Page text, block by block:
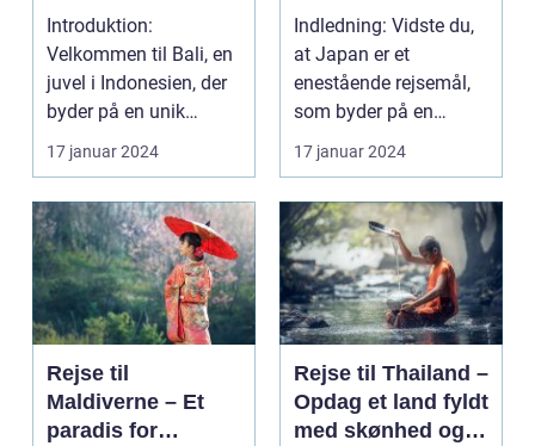
eventyr
Introduktion:
Velkommen til Bali, en
juvel i Indonesien, der
byder på en unik
rejseoplevelse fyldt
m...
17 januar 2024
Indledning: Vidste du,
at Japan er et
enestående rejsemål,
som byder på en
udfordrende blanding
af t...
17 januar 2024
Rejse til
Maldiverne – Et
paradis for
Rejse til Thailand –
Opdag et land fyldt
med skønhed og